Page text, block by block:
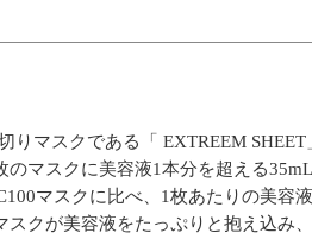
りマスクである「 EXTREEM SHEET
マスクに美容液1本分を超える35mL
マスクに比べ、1枚あたりの美容
クが美容液をたっぷりと抱え込み